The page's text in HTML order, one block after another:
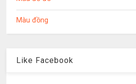
Màu đồng
Like Facebook